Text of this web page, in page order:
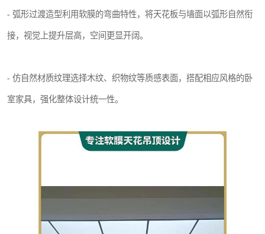
- 弧形过渡造型利用软膜的弯曲特性，将天花板与墙面以弧形自然衔
接，视觉上提升层高，空间更显开阔。
- 仿自然材质纹理选择木纹、织物纹等质感表面，搭配相应风格的卧
室家具，强化整体设计统一性。